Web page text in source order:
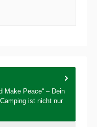
Make Peace“ – Dein
ist nicht nur